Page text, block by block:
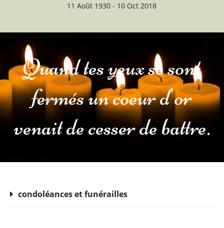
11 Août 1930 - 10 Oct 2018
Quand tes yeux se sont
fermés un coeur d'or
venait de cesser de battre.
condoléances et funérailles